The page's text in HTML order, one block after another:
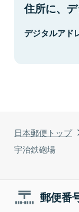
日本郵便トップ
宇治鉄砲場
住所に、デ
デジタルアド
郵便番